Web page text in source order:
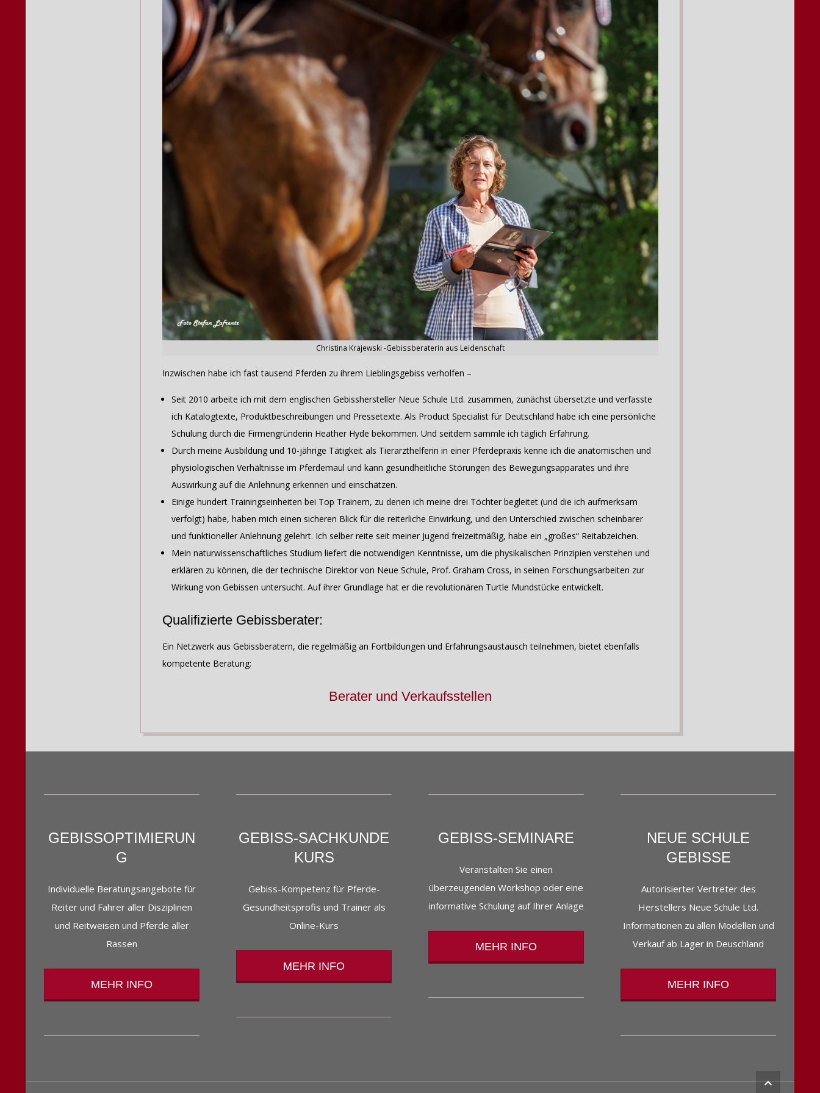
Christina Krajewski -Gebissberaterin aus Leidenschaft
Inzwischen habe ich fast tausend Pferden zu ihrem Lieblingsgebiss verholfen –
Seit 2010 arbeite ich mit dem englischen Gebisshersteller Neue Schule Ltd. zusammen, zunächst übersetzte und verfasste
ich Katalogtexte, Produktbeschreibungen und Pressetexte. Als Product Specialist für Deutschland habe ich eine persönliche
Schulung durch die Firmengründerin Heather Hyde bekommen. Und seitdem sammle ich täglich Erfahrung.
Durch meine Ausbildung und 10-jährige Tätigkeit als Tierarzthelferin in einer Pferdepraxis kenne ich die anatomischen und
physiologischen Verhältnisse im Pferdemaul und kann gesundheitliche Störungen des Bewegungsapparates und ihre
Auswirkung auf die Anlehnung erkennen und einschätzen.
Einige hundert Trainingseinheiten bei Top Trainern, zu denen ich meine drei Töchter begleitet (und die ich aufmerksam
verfolgt) habe, haben mich einen sicheren Blick für die reiterliche Einwirkung, und den Unterschied zwischen scheinbarer
und funktioneller Anlehnung gelehrt. Ich selber reite seit meiner Jugend freizeitmäßig, habe ein „großes“ Reitabzeichen.
Mein naturwissenschaftliches Studium liefert die notwendigen Kenntnisse, um die physikalischen Prinzipien verstehen und
erklären zu können, die der technische Direktor von Neue Schule, Prof. Graham Cross, in seinen Forschungsarbeiten zur
Wirkung von Gebissen untersucht. Auf ihrer Grundlage hat er die revolutionären Turtle Mundstücke entwickelt.
Qualifizierte Gebissberater:
Ein Netzwerk aus Gebissberatern, die regelmäßig an Fortbildungen und Erfahrungsaustausch teilnehmen, bietet ebenfalls
kompetente Beratung:
Berater und Verkaufsstellen
GEBISSOPTIMIERUN
G
Individuelle Beratungsangebote für
Reiter und Fahrer aller Disziplinen
und Reitweisen und Pferde aller
Rassen
MEHR INFO
GEBISS-SACHKUNDE
KURS
Gebiss-Kompetenz für Pferde-
Gesundheitsprofis und Trainer als
Online-Kurs
MEHR INFO
GEBISS-SEMINARE
Veranstalten Sie einen
überzeugenden Workshop oder eine
informative Schulung auf Ihrer Anlage
MEHR INFO
NEUE SCHULE
GEBISSE
Autorisierter Vertreter des
Herstellers Neue Schule Ltd.
Informationen zu allen Modellen und
Verkauf ab Lager in Deuschland
MEHR INFO